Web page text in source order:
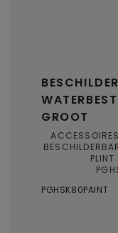
GROOT
PGHSK80PAINT